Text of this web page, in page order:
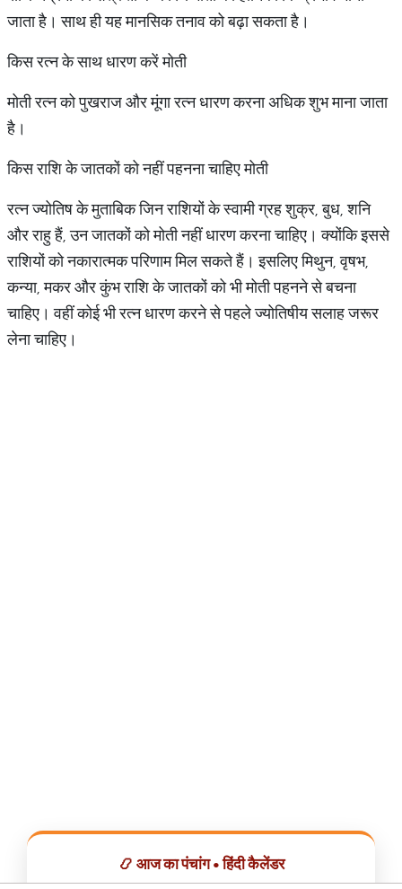
जाता है। साथ ही यह मानसिक तनाव को बढ़ा सकता है।
किस रत्न के साथ धारण करें मोती
मोती रत्न को पुखराज और मूंगा रत्न धारण करना अधिक शुभ माना जाता
है।
किस राशि के जातकों को नहीं पहनना चाहिए मोती
रत्न ज्योतिष के मुताबिक जिन राशियों के स्वामी ग्रह शुक्र, बुध, शनि
और राहु हैं, उन जातकों को मोती नहीं धारण करना चाहिए। क्योंकि इससे
राशियों को नकारात्मक परिणाम मिल सकते हैं। इसलिए मिथुन, वृषभ,
कन्या, मकर और कुंभ राशि के जातकों को भी मोती पहनने से बचना
चाहिए। वहीं कोई भी रत्न धारण करने से पहले ज्योतिषीय सलाह जरूर
लेना चाहिए।
📿 आज का पंचांग • हिंदी कैलेंडर